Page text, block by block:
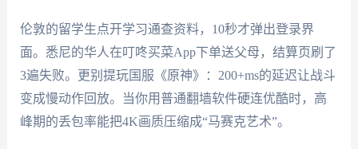
伦敦的留学生点开学习通查资料，10秒才弹出登录界
面。悉尼的华人在叮咚买菜App下单送父母，结算页刷了
3遍失败。更别提玩国服《原神》：200+ms的延迟让战斗
变成慢动作回放。当你用普通翻墙软件硬连优酷时，高
峰期的丢包率能把4K画质压缩成“马赛克艺术”。